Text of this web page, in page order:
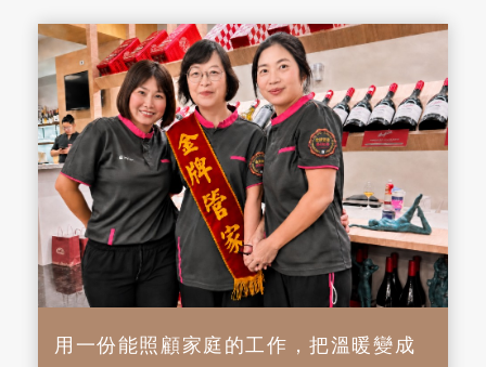
用一份能照顧家庭的工作，把溫暖變成